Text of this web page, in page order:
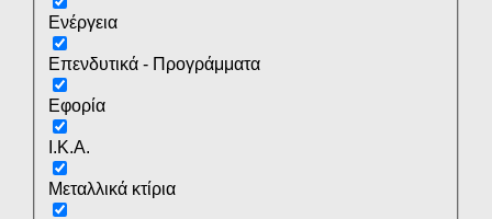
Ενέργεια
Επενδυτικά - Προγράμματα
Εφορία
Ι.Κ.Α.
Μεταλλικά κτίρια